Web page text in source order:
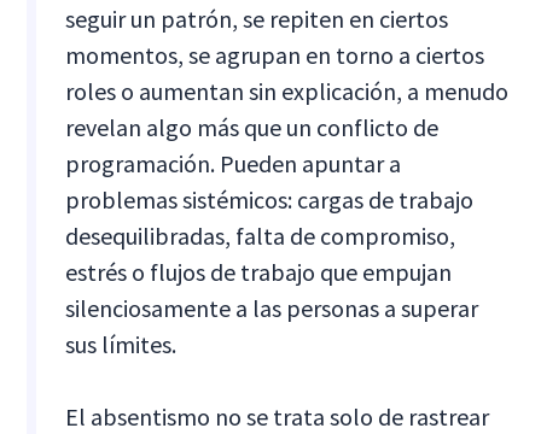
seguir un patrón, se repiten en ciertos
momentos, se agrupan en torno a ciertos
roles o aumentan sin explicación, a menudo
revelan algo más que un conflicto de
programación. Pueden apuntar a
problemas sistémicos: cargas de trabajo
desequilibradas, falta de compromiso,
estrés o flujos de trabajo que empujan
silenciosamente a las personas a superar
sus límites.
El absentismo no se trata solo de rastrear